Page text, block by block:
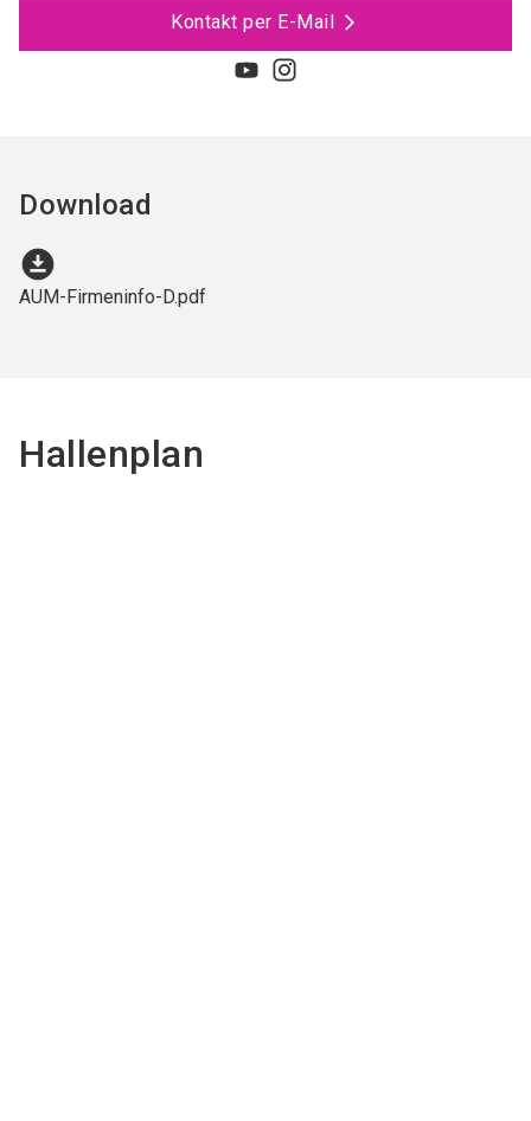
Kontakt per E-Mail
Download
download_for_offline
AUM-Firmeninfo-D.pdf
Hallenplan